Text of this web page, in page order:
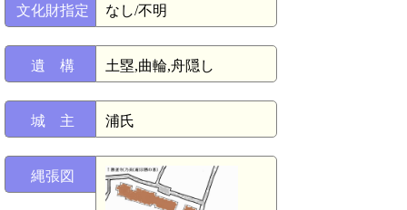
文化財指定 なし/不明
遺 構 土塁,曲輪,舟隠し
城 主 浦氏
縄張図